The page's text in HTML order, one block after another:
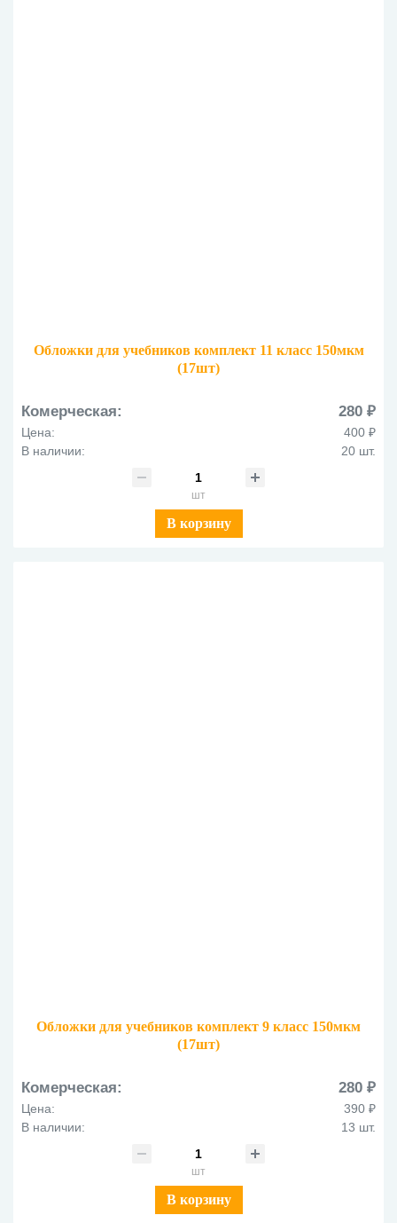
Обложки для учебников комплект 11 класс 150мкм
(17шт)
Комерческая: 280 ₽
Цена:
400 ₽
В наличии:
20 шт.
шт
В корзину
Обложки для учебников комплект 9 класс 150мкм
(17шт)
Комерческая: 280 ₽
Цена:
390 ₽
В наличии:
13 шт.
шт
В корзину